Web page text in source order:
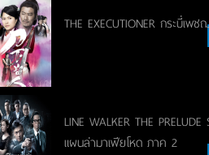
THE EXECUTIONER กระบี่เพช
LINE WALKER THE PRELUDE
แผนล่ามาเฟียโหด ภาค 2